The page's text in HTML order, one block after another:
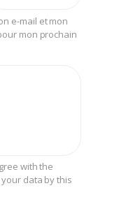
e-mail et mon
mon prochain
with the
data by this